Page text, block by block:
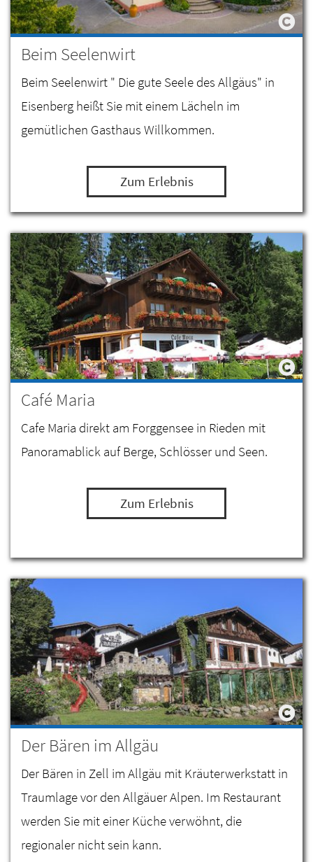
Beim Seelenwirt
Beim Seelenwirt " Die gute Seele des Allgäus" in
Eisenberg heißt Sie mit einem Lächeln im
gemütlichen Gasthaus Willkommen.
Zum Erlebnis
Café Maria
Cafe Maria direkt am Forggensee in Rieden mit
Panoramablick auf Berge, Schlösser und Seen.
Zum Erlebnis
Der Bären im Allgäu
Der Bären in Zell im Allgäu mit Kräuterwerkstatt in
Traumlage vor den Allgäuer Alpen. Im Restaurant
werden Sie mit einer Küche verwöhnt, die
regionaler nicht sein kann.